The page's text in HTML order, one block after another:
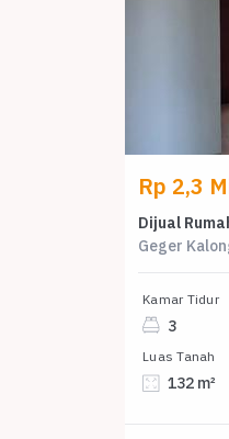
Rp 2,3
Geger
Kamar Tidur
3
Luas Tanah
132 m²